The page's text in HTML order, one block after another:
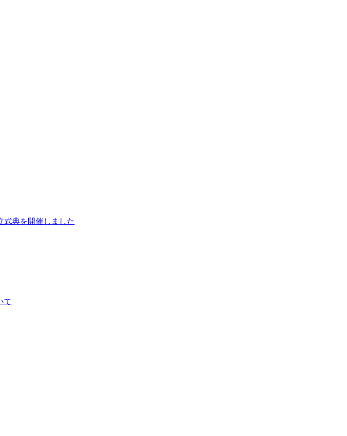
式典を開催しました
て